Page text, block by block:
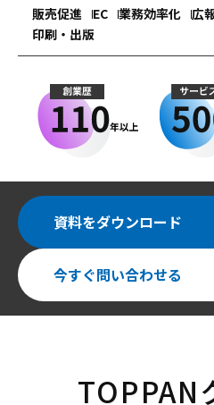
販売促進 EC 業務効率化 広
印刷・出版
資料をダウンロード
今すぐ問い合わせる
TOPPAN